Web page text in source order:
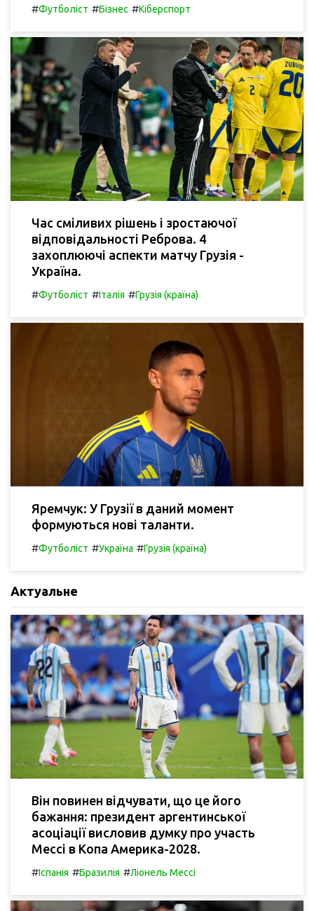
#Футболіст #Бізнес #Кіберспорт
Час сміливих рішень і зростаючої
відповідальності Реброва. 4
захоплюючі аспекти матчу Грузія -
Україна.
#Футболіст #Італія #Грузія (країна)
Яремчук: У Грузії в даний момент
формуються нові таланти.
#Футболіст #Україна #Грузія (країна)
Актуальне
Він повинен відчувати, що це його
бажання: президент аргентинської
асоціації висловив думку про участь
Мессі в Копа Америка-2028.
#Іспанія #Бразилія #Ліонель Мессі